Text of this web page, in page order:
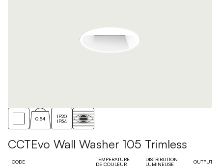
0,54
IP20
IP54
CCTEvo Wall Washer 105 Trimless
CODE
TEMPÉRATURE
DE COULEUR
DISTRIBUTION
LUMINEUSE
OUTPUT